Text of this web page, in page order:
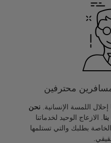
محترفين
اللمسة الإنسانية. نحن
. الازعاج الوحيد لخدماتنا
بطلبك والتي تستلمها